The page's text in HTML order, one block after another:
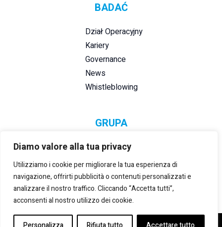
Diamo valore alla tua privacy
Utilizziamo i cookie per migliorare la tua esperienza di
navigazione, offrirti pubblicità o contenuti personalizzati e
analizzare il nostro traffico. Cliccando “Accetta tutti”,
acconsenti al nostro utilizzo dei cookie.
BADAĆ
Dział Operacyjny
Kariery
Governance
News
Whistleblowing
GRUPA